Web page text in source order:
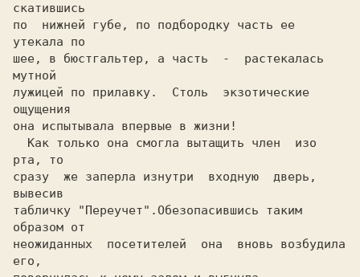
скатившись
по  нижней губе, по подбородку часть ее
утекала по
шее, в бюстгальтер, а часть  -  растекалась
мутной
лужицей по прилавку.  Столь  экзотические
ощущения
она испытывала впервые в жизни!
рта, то
сразу  же заперла изнутри  входную  дверь,
вывесив
табличку "Переучет".Обезопасившись таким
образом от
неожиданных  посетителей  она  вновь возбудила
его,